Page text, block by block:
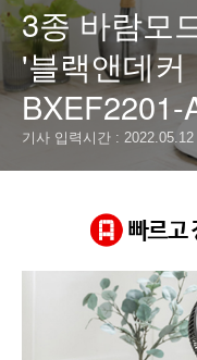
3종 바람모
'블랙앤데커
BXEF2201-
기사 입력시간 :
결론
앱스토리몰은 15m
‘블랙앤데커 써큘
이 써큘레이터는
#블랙앤데커 #써큘레이